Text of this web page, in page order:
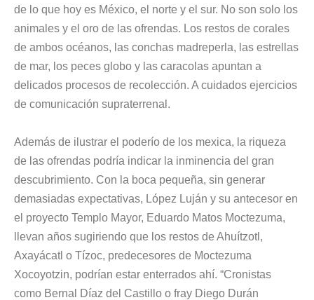
de lo que hoy es México, el norte y el sur. No son solo los
animales y el oro de las ofrendas. Los restos de corales
de ambos océanos, las conchas madreperla, las estrellas
de mar, los peces globo y las caracolas apuntan a
delicados procesos de recolección. A cuidados ejercicios
de comunicación supraterrenal.
Además de ilustrar el poderío de los mexica, la riqueza
de las ofrendas podría indicar la inminencia del gran
descubrimiento. Con la boca pequeña, sin generar
demasiadas expectativas, López Luján y su antecesor en
el proyecto Templo Mayor, Eduardo Matos Moctezuma,
llevan años sugiriendo que los restos de Ahuítzotl,
Axayácatl o Tízoc, predecesores de Moctezuma
Xocoyotzin, podrían estar enterrados ahí. “Cronistas
como Bernal Díaz del Castillo o fray Diego Durán